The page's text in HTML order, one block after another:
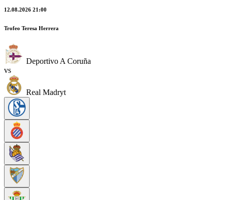
12.08.2026 21:00
Trofeo Teresa Herrera
Deportivo A Coruña
vs
Real Madryt